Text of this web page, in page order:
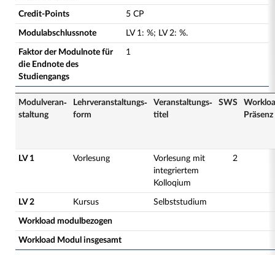
Credit-Points 5 CP
Modulabschlussnote LV 1: %; LV 2: %.
Faktor der Modulnote für
die Endnote des
Studiengangs
1
Modulveran­
staltung
Lehrveranstaltungs­
form
Veranstaltungs­
titel
SWS
Präsenz
LV 1 Vorlesung
Vorlesung mit
integriertem
Kolloqium
2
LV 2 Kursus Selbststudium
Workload modulbezogen
Workload Modul insgesamt